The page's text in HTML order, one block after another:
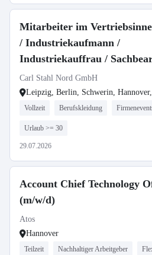
Mitarbeiter im
/ Industriekaufmann /
Industriekauffrau /
(m/w/d)
Carl Stahl Nord GmbH
Leipzig, Berlin, Schwerin,
Vollzeit Berufskleidung
Urlaub >= 30
29.07.2026
Account Chief Technology
(m/w/d)
Atos
Hannover
Teilzeit Nachhaltiger Arbeitgeber